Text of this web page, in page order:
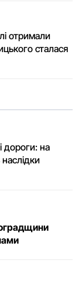
отримали
сталася
дороги: на